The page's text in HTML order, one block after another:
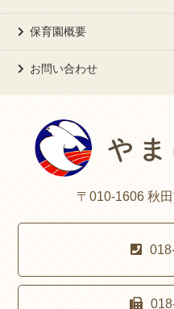
保育園概要
お問い合わせ
〒010-1606 秋